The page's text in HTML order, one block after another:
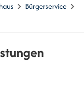
Bürgerservice